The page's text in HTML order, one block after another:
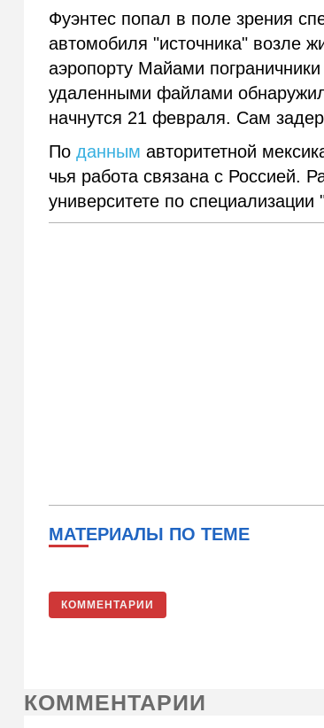
Фуэнтес попал в поле зрения
автомобиля "источника" возле
аэропорту Майами
удаленными файлами
начнутся 21 февраля. Сам
Поданным авторитетной
чья работа связана с Россией.
университете по
МАТЕРИАЛЫ ПО ТЕМЕ
КОММЕНТАРИИ
КОММЕНТАРИИ